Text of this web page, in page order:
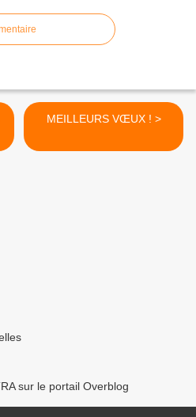
MEILLEURS VŒUX ! >
sur le portail Overblog